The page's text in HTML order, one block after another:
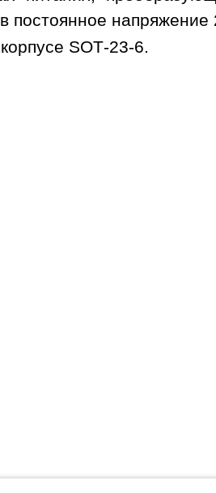
постоянное напряжение
SOT-23-6.